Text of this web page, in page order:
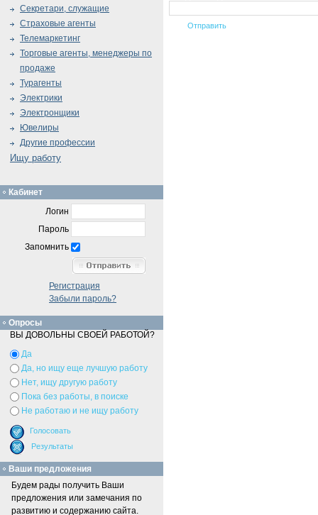
Секретари, служащие
Страховые агенты
Телемаркетинг
Торговые агенты, менеджеры по
продаже
Турагенты
Электрики
Электронщики
Ювелиры
Другие профессии
Ищу работу
Кабинет
Логин
Пароль
Запомнить
Регистрация
Забыли пароль?
Опросы
ВЫ ДОВОЛЬНЫ СВОЕЙ РАБОТОЙ?
Да
Да, но ищу еще лучшую работу
Нет, ищу другую работу
Пока без работы, в поиске
Не работаю и не ищу работу
Ваши предложения
Будем рады получить Ваши
предложения или замечания по
развитию и содержанию сайта.